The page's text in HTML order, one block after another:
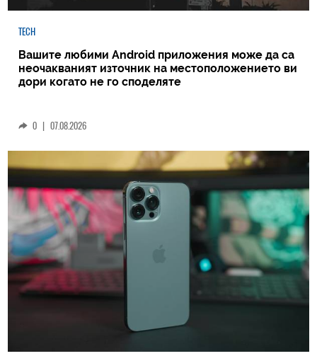
TECH
Вашите любими Android приложения може да са
неочакваният източник на местоположението ви
дори когато не го споделяте
0 | 07.08.2026